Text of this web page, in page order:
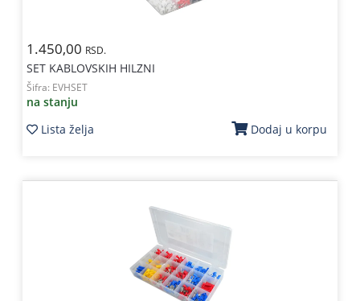
1.450,00 RSD.
SET KABLOVSKIH HILZNI
Šifra: EVHSET
na stanju
Lista želja
Dodaj u korpu